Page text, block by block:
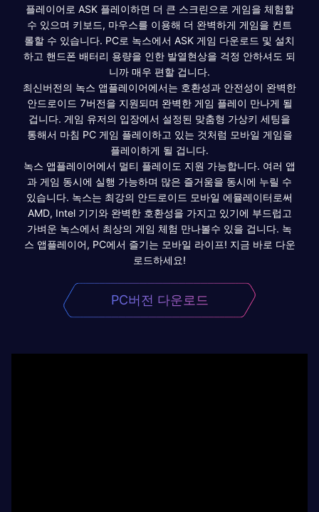
플레이어로 ASK 플레이하면 더 큰 스크린으로 게임을 체험할
수 있으며 키보드, 마우스를 이용해 더 완벽하게 게임을 컨트
롤할 수 있습니다. PC로 녹스에서 ASK 게임 다운로드 및 설치
하고 핸드폰 배터리 용량을 인한 발열현상을 걱정 안하셔도 되
니까 매우 편할 겁니다.
최신버전의 녹스 앱플레이어에서는 호환성과 안전성이 완벽한
안드로이드 7버전을 지원되며 완벽한 게임 플레이 만나게 될
겁니다. 게임 유저의 입장에서 설정된 맞춤형 가상키 세팅을
통해서 마침 PC 게임 플레이하고 있는 것처럼 모바일 게임을
플레이하게 될 겁니다.
녹스 앱플레이어에서 멀티 플레이도 지원 가능합니다. 여러 앱
과 게임 동시에 실행 가능하며 많은 즐거움을 동시에 누릴 수
있습니다. 녹스는 최강의 안드로이드 모바일 에뮬레이터로써
AMD, Intel 기기와 완벽한 호환성을 가지고 있기에 부드럽고
가벼운 녹스에서 최상의 게임 체험 만나볼수 있을 겁니다. 녹
스 앱플레이어, PC에서 즐기는 모바일 라이프! 지금 바로 다운
로드하세요!
PC버전 다운로드